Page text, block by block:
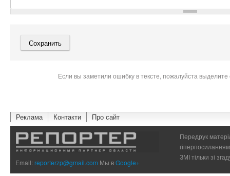
Если вы заметили ошибку в тексте, пожалуйста
Реклама Контакти Про сайт
Email:reporterzp@gmail.com Мы вGoogle+
Передрук
ЗМІ тільки зі